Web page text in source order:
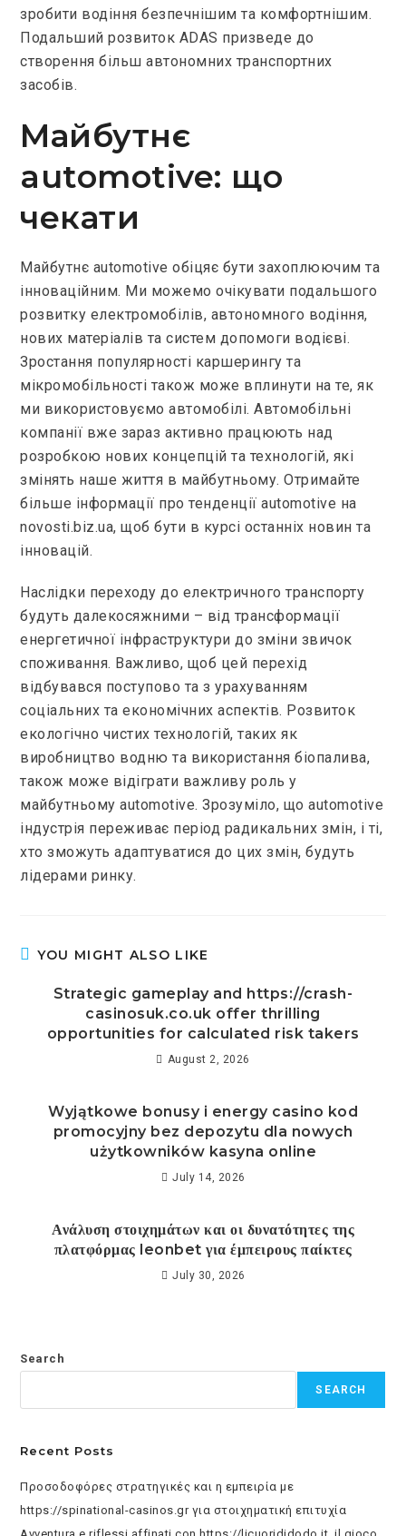
зробити водіння безпечнішим та комфортнішим.
Подальший розвиток ADAS призведе до
створення більш автономних транспортних
засобів.
Майбутнє
automotive: що
чекати
Майбутнє automotive обіцяє бути захоплюючим та
інноваційним. Ми можемо очікувати подальшого
розвитку електромобілів, автономного водіння,
нових матеріалів та систем допомоги водієві.
Зростання популярності каршерингу та
мікромобільності також може вплинути на те, як
ми використовуємо автомобілі. Автомобільні
компанії вже зараз активно працюють над
розробкою нових концепцій та технологій, які
змінять наше життя в майбутньому. Отримайте
більше інформації про тенденції automotive на
novosti.biz.ua, щоб бути в курсі останніх новин та
інновацій.
Наслідки переходу до електричного транспорту
будуть далекосяжними – від трансформації
енергетичної інфраструктури до зміни звичок
споживання. Важливо, щоб цей перехід
відбувався поступово та з урахуванням
соціальних та економічних аспектів. Розвиток
екологічно чистих технологій, таких як
виробництво водню та використання біопалива,
також може відіграти важливу роль у
майбутньому automotive. Зрозуміло, що automotive
індустрія переживає період радикальних змін, і ті,
хто зможуть адаптуватися до цих змін, будуть
лідерами ринку.
YOU MIGHT ALSO LIKE
Strategic gameplay and https://crash-
casinosuk.co.uk offer thrilling
opportunities for calculated risk takers
August 2, 2026
Wyjątkowe bonusy i energy casino kod
promocyjny bez depozytu dla nowych
użytkowników kasyna online
July 14, 2026
Ανάλυση στοιχημάτων και οι δυνατότητες της
πλατφόρμας leonbet για έμπειρους παίκτες
July 30, 2026
Search
SEARCH
Recent Posts
Προσοδοφόρες στρατηγικές και η εμπειρία με
https://spinational-casinos.gr για στοιχηματική επιτυχία